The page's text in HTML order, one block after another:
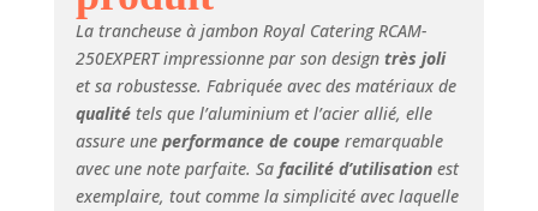
La trancheuse à jambon Royal Catering RCAM-
250EXPERT impressionne par son design très joli
et sa robustesse. Fabriquée avec des matériaux de
qualitétels que l’aluminium et l’acier allié, elle
assure une performance de couperemarquable
avec une note parfaite. Sa facilité d’utilisationest
exemplaire, tout comme la simplicité avec laquelle